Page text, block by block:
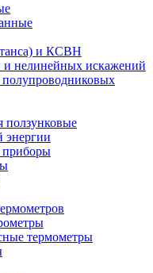
и КСВН
и нелинейных искажений
ползунковые
энергии
приборы
термометры